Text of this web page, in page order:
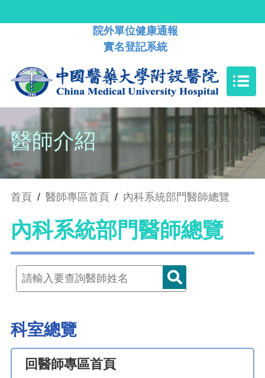
院外單位健康通報
實名登記系統
醫師介紹
首頁 / 醫師專區首頁 / 內科系統部門醫師總覽
內科系統部門醫師總覽
科室總覽
回醫師專區首頁